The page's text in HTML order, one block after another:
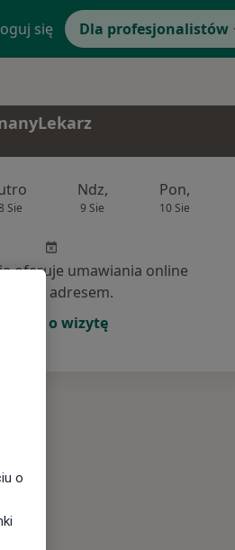
się Dla profesjonalistów
Sie
Ndz,
9 Sie
Pon,
10 Sie
oferuje umawiania online
pod tym adresem.
Poproś o wizytę
o